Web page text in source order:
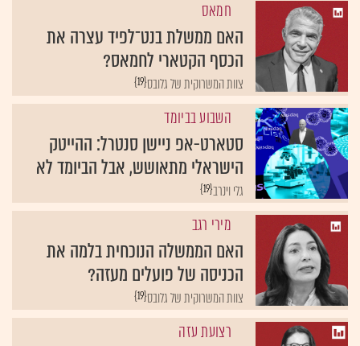
חמאס
האם ממשלת בנט־לפיד עצרה את
הכסף הקטארי לחמאס?
{19}צוות המשרוקית של גלובס
השבוע בביומד
סטארט-אפ ניישן סנטרל: ההייטק
הישראלי מתאושש, אבל הביומד לא
{19}גלי וינרב
מירי רגב
האם הממשלה הנוכחית בלמה את
הכניסה של פועלים מעזה?
{19}צוות המשרוקית של גלובס
רצועת עזה